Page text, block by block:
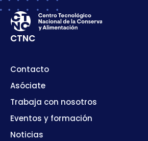
CTNC
Contacto
Asóciate
Trabaja con nosotros
Eventos y formación
Noticias